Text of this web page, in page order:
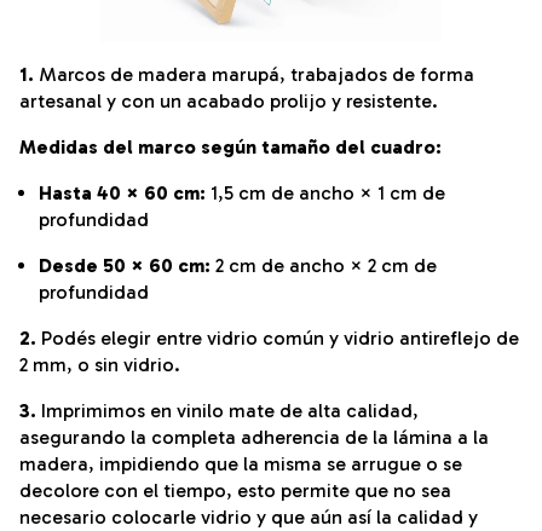
1. Marcos de madera marupá, trabajados de forma
artesanal y con un acabado prolijo y resistente.
Medidas del marco según tamaño del cuadro:
Hasta 40 × 60 cm: 1,5 cm de ancho × 1 cm de
profundidad
Desde 50 × 60 cm: 2 cm de ancho × 2 cm de
profundidad
2. Podés elegir entre vidrio común y vidrio antireflejo de
2 mm, o sin vidrio.
3. Imprimimos en vinilo mate de alta calidad,
asegurando la completa adherencia de la lámina a la
madera, impidiendo que la misma se arrugue o se
decolore con el tiempo, esto permite que no sea
necesario colocarle vidrio y que aún así la calidad y